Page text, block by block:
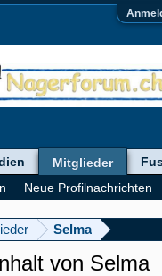
Selma
von Selma
Mitglieder
Neue Profilnachrichten